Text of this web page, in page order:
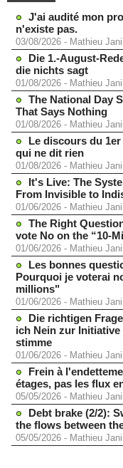
J'ai audité mon
n'existe pas.
03/08/2026 - Mathieu
Die 1.-August-
die nichts sagt
01/08/2026 - Mathieu
The National Day
That Says Nothing
01/08/2026 - Mathieu
Le discours du
qui ne dit rien
01/08/2026 - Mathieu
It's Live: The
From Invisible to
01/06/2026 - Mathieu
The Right
vote No on the “10-
01/06/2026 - Mathieu
Les bonnes
Pourquoi je voterai
millions"
01/06/2026 - Mathieu
Die richtigen
ich Nein zur
stimme
01/06/2026 - Mathieu
Frein à
étages, pas les flux
05/05/2026 - Mathieu
Debt brake (2/2):
the flows between
05/05/2026 - Mathieu